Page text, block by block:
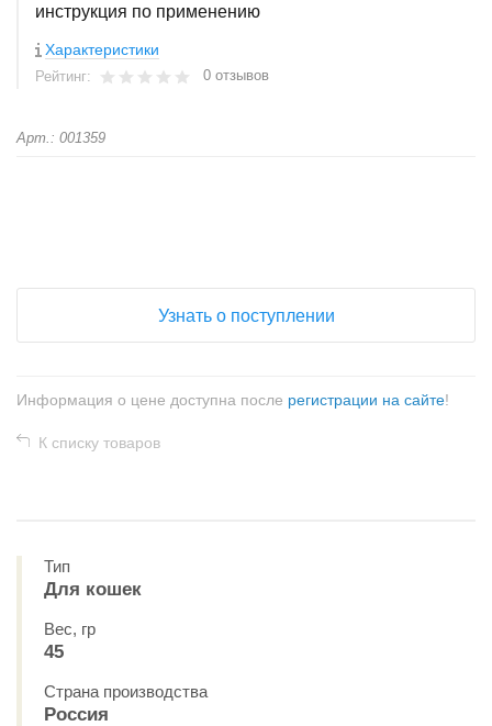
инструкция по применению
Характеристики
Рейтинг: 0 отзывов
Арт.: 001359
Узнать о поступлении
Информация о цене доступна после регистрации на сайте!
К списку товаров
Тип
Для кошек
Вес, гр
45
Страна производства
Россия